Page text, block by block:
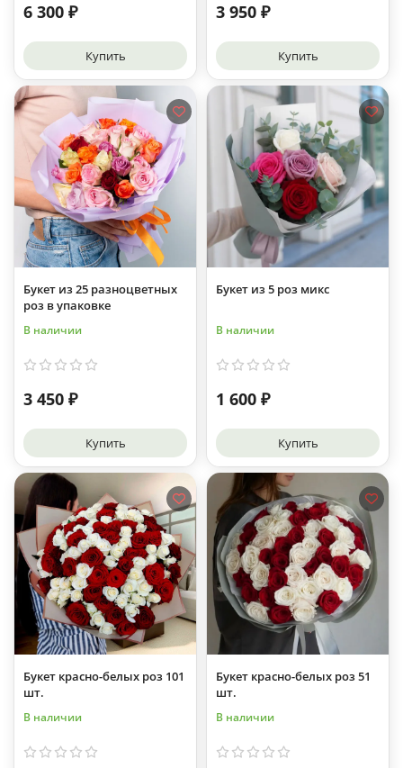
6 300 ₽
Купить
3 950 ₽
Купить
Букет из 25 разноцветных
роз в упаковке
В наличии
3 450 ₽
Купить
Букет из 5 роз микс
В наличии
1 600 ₽
Купить
Букет красно-белых роз 101
шт.
В наличии
Букет красно-белых роз 51
шт.
В наличии